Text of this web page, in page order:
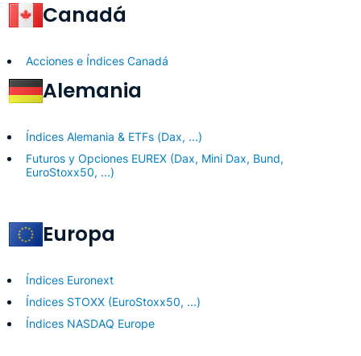
Canadá
Acciones e Índices Canadá
Alemania
Índices Alemania & ETFs (Dax, ...)
Futuros y Opciones EUREX (Dax, Mini Dax, Bund,
EuroStoxx50, ...)
Europa
Índices Euronext
Índices STOXX (EuroStoxx50, ...)
Índices NASDAQ Europe